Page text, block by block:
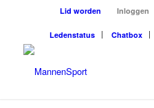
Lid worden Inloggen
Ledenstatus Chatbox